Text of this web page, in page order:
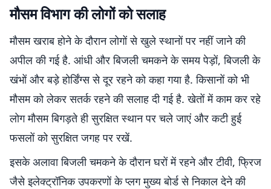
मौसम विभाग की लोगों को सलाह
मौसम खराब होने के दौरान लोगों से खुले स्थानों पर नहीं जाने की
अपील की गई है. आंधी और बिजली चमकने के समय पेड़ों, बिजली के
खंभों और बड़े होर्डिंग्स से दूर रहने को कहा गया है. किसानों को भी
मौसम को लेकर सतर्क रहने की सलाह दी गई है. खेतों में काम कर रहे
लोग मौसम बिगड़ते ही सुरक्षित स्थान पर चले जाएं और कटी हुई
फसलों को सुरक्षित जगह पर रखें.
इसके अलावा बिजली चमकने के दौरान घरों में रहने और टीवी, फ्रिज
जैसे इलेक्ट्रॉनिक उपकरणों के प्लग मुख्य बोर्ड से निकाल देने की